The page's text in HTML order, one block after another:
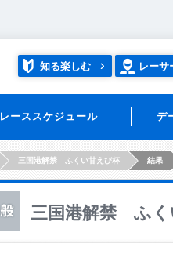
知る楽しむ レーサ
レーススケジュール デ
三国港解禁 ふくい甘えび杯 結果
三国港解禁 ふく